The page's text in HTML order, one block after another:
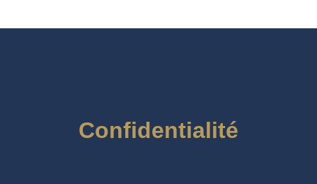
Confidentialité